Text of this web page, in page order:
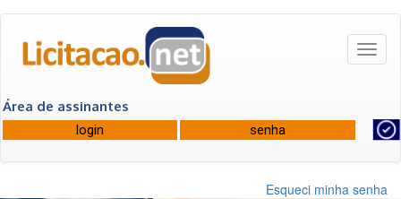
Área de assinantes
Esqueci minha senha